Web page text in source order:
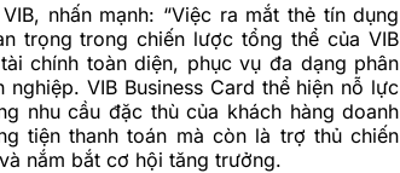
nhấn mạnh: “Việc ra mắt thẻ tín dụng
trọng trong chiến lược tổng thể của VIB
chính toàn diện, phục vụ đa dạng phân
VIB Business Card thể hiện nỗ lực
nhu cầu đặc thù của khách hàng doanh
tiện thanh toán mà còn là trợ thủ chiến
nắm bắt cơ hội tăng trưởng.